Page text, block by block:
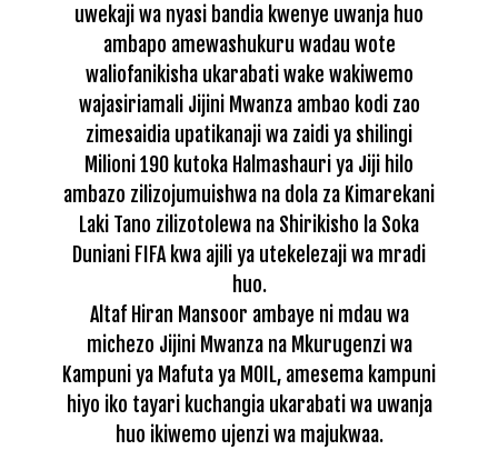
uwekaji wa nyasi bandia kwenye uwanja huo
ambapo amewashukuru wadau wote
waliofanikisha ukarabati wake wakiwemo
wajasiriamali Jijini Mwanza ambao kodi zao
zimesaidia upatikanaji wa zaidi ya shilingi
Milioni 190 kutoka Halmashauri ya Jiji hilo
ambazo zilizojumuishwa na dola za Kimarekani
Laki Tano zilizotolewa na Shirikisho la Soka
Duniani FIFA kwa ajili ya utekelezaji wa mradi
huo.
Altaf Hiran Mansoor ambaye ni mdau wa
michezo Jijini Mwanza na Mkurugenzi wa
Kampuni ya Mafuta ya MOIL, amesema kampuni
hiyo iko tayari kuchangia ukarabati wa uwanja
huo ikiwemo ujenzi wa majukwaa.